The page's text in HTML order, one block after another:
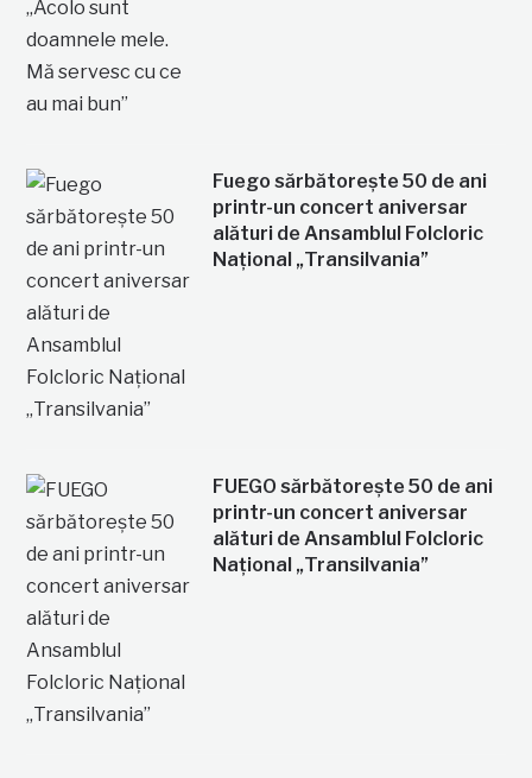
Fuego sărbătorește 50 de ani
printr-un concert aniversar
alături de Ansamblul Folcloric
Național „Transilvania”
FUEGO sărbătorește 50 de ani
printr-un concert aniversar
alături de Ansamblul Folcloric
Național „Transilvania”